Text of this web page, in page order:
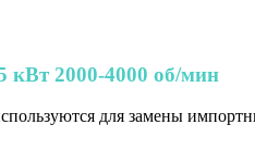
кВт 2000-4000 об/мин
для замены